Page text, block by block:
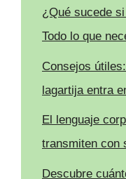
¿Qué sucede
Todo lo que
Consejos
lagartija entra
El lenguaje
transmiten con
Descubre